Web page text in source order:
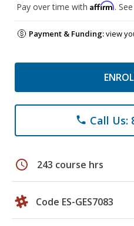
Pay over time with Affirm.
Payment & Funding:view
phone Call Us:
schedule 243 course hrs
Code ES-GES7083